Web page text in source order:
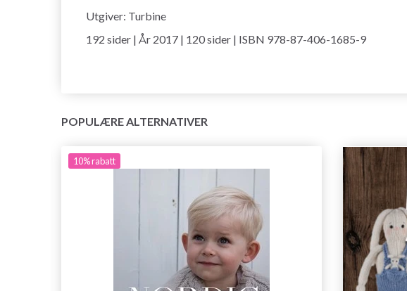
Utgiver: Turbine
192 sider | År 2017 | 120 sider | ISBN 978-87-406-1685-9
POPULÆRE ALTERNATIVER
10%rabatt